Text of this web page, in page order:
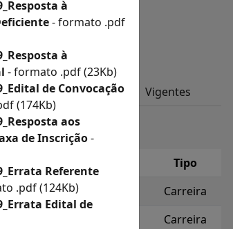
Encerrados Vigentes
à
- formato .pdf
à
- formato .pdf (23Kb)
de Convocação
(174Kb)
aos
de Inscrição-
Referente
.pdf (124Kb)
Edital de
Tipo
13 (DEF: 30º)
Carreira
Carreira